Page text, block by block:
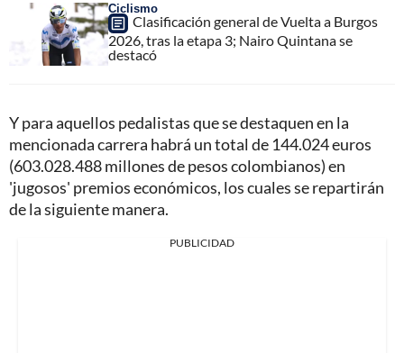
Ciclismo
Clasificación general de Vuelta a Burgos
2026, tras la etapa 3; Nairo Quintana se
destacó
Y para aquellos pedalistas que se destaquen en la
mencionada carrera habrá un total de 144.024 euros
(603.028.488 millones de pesos colombianos) en
'jugosos' premios económicos, los cuales se repartirán
de la siguiente manera.
PUBLICIDAD